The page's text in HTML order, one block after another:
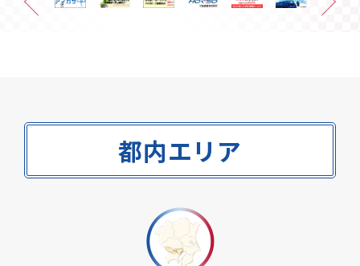
都内エリア